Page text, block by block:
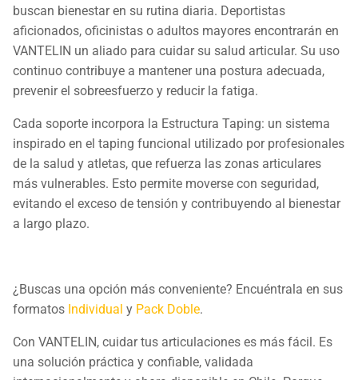
buscan bienestar en su rutina diaria. Deportistas
aficionados, oficinistas o adultos mayores encontrarán en
VANTELIN un aliado para cuidar su salud articular. Su uso
continuo contribuye a mantener una postura adecuada,
prevenir el sobreesfuerzo y reducir la fatiga.
Cada soporte incorpora la Estructura Taping: un sistema
inspirado en el taping funcional utilizado por profesionales
de la salud y atletas, que refuerza las zonas articulares
más vulnerables. Esto permite moverse con seguridad,
evitando el exceso de tensión y contribuyendo al bienestar
a largo plazo.
¿Buscas una opción más conveniente? Encuéntrala en sus
formatos Individual y Pack Doble.
Con VANTELIN, cuidar tus articulaciones es más fácil. Es
una solución práctica y confiable, validada